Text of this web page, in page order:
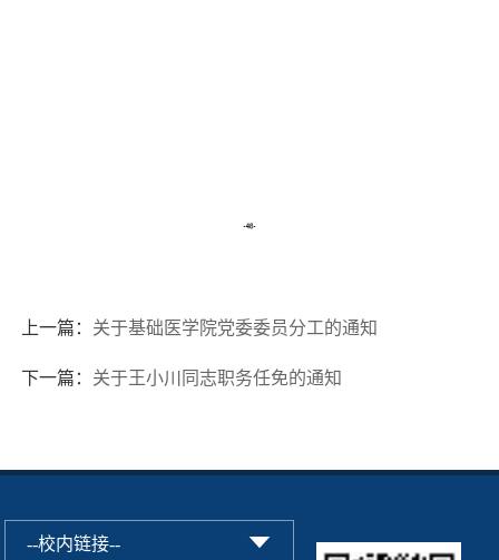
上一篇： 关于基础医学院党委委员分工的通知
下一篇： 关于王小川同志职务任免的通知